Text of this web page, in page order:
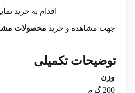
اقدام به خرید
جهت مشاهده و خرید محصولات
توضیحات تکمیلی
وزن
200 گرم